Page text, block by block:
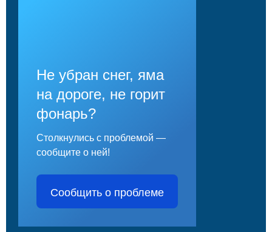
Не убран снег, яма
на дороге, не горит
фонарь?
Столкнулись с проблемой —
сообщите о ней!
Сообщить о проблеме